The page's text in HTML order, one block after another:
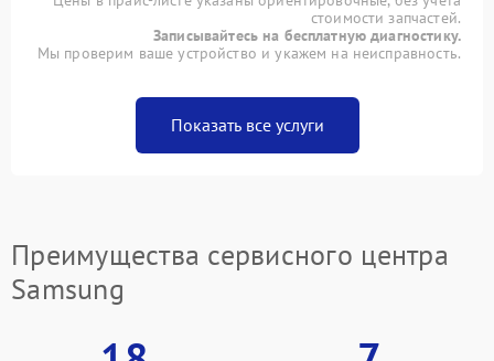
стоимости запчастей.
Записывайтесь на бесплатную диагностику.
Мы проверим ваше устройство и укажем на неисправность.
Показать все услуги
Преимущества сервисного центра
Samsung